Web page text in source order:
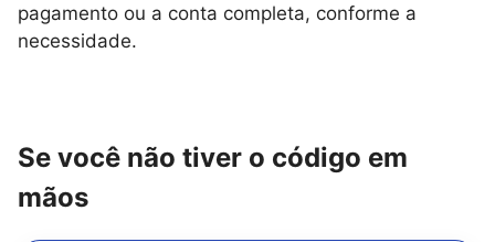
pagamento ou a conta completa, conforme a
necessidade.
Se você não tiver o código em
mãos